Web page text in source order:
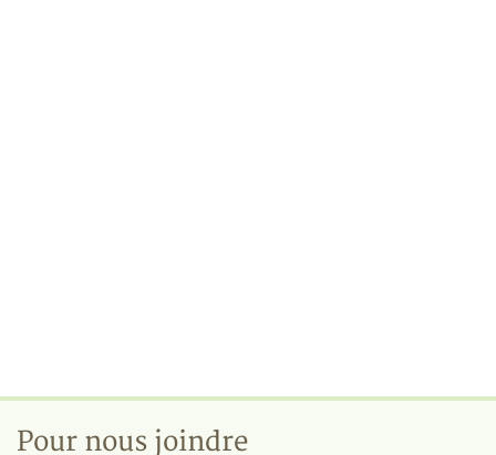
Pour nous joindre